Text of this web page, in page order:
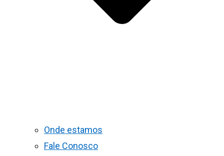
Onde estamos
Fale Conosco